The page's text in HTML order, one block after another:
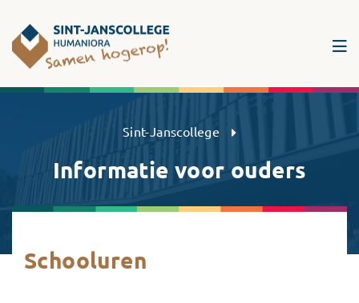
Sint-Janscollege Humaniora
Sint-Janscollege
Informatie voor ouders
Schooluren